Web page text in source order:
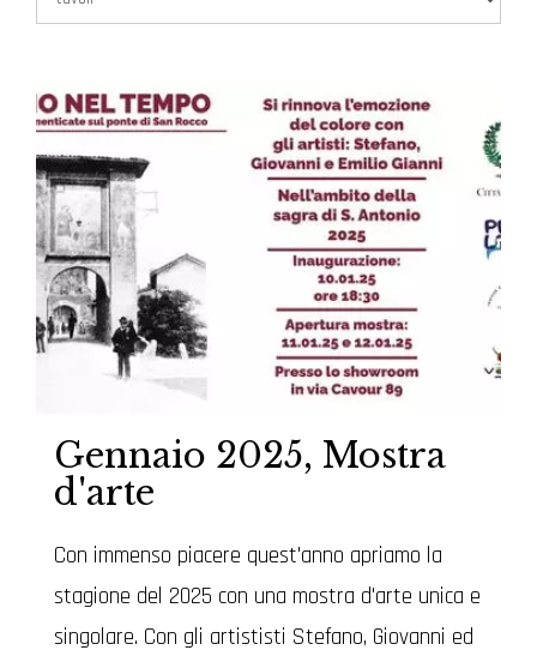
Gennaio 2025, Mostra
d'arte
Con immenso piacere quest'anno apriamo la
stagione del 2025 con una mostra d'arte unica e
singolare. Con gli artististi Stefano, Giovanni ed